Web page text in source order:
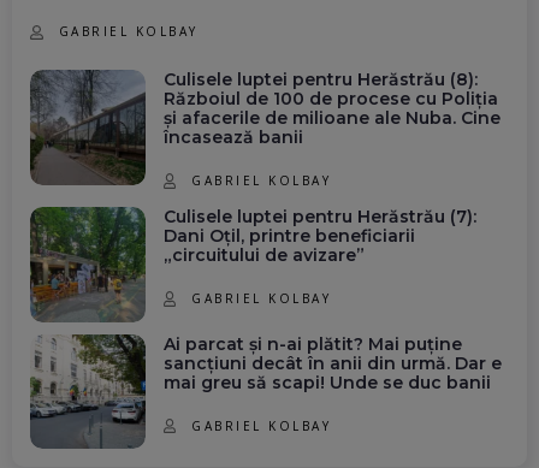
GABRIEL KOLBAY
Culisele luptei pentru Herăstrău (8):
Războiul de 100 de procese cu Poliția
și afacerile de milioane ale Nuba. Cine
încasează banii
GABRIEL KOLBAY
Culisele luptei pentru Herăstrău (7):
Dani Oțil, printre beneficiarii
„circuitului de avizare”
GABRIEL KOLBAY
Ai parcat și n-ai plătit? Mai puține
sancțiuni decât în anii din urmă. Dar e
mai greu să scapi! Unde se duc banii
GABRIEL KOLBAY